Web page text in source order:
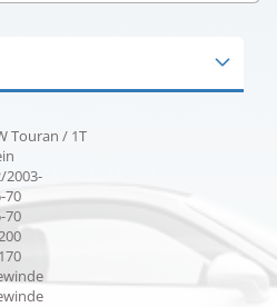
Touran / 1T
2003-
70
70